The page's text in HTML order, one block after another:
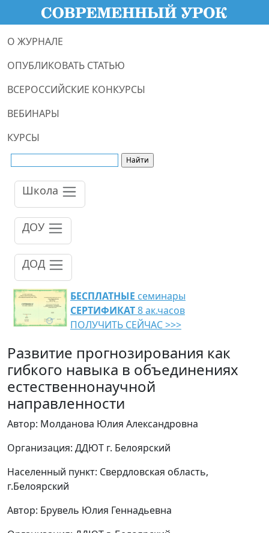
О ЖУРНАЛЕ
ОПУБЛИКОВАТЬ СТАТЬЮ
ВСЕРОССИЙСКИЕ КОНКУРСЫ
ВЕБИНАРЫ
КУРСЫ
Школа
ДОУ
ДОД
БЕСПЛАТНЫЕ семинары
СЕРТИФИКАТ8 ак.часов
ПОЛУЧИТЬ СЕЙЧАС >>>
Развитие прогнозирования как
гибкого навыка в объединениях
естественнонаучной
направленности
Автор: Молданова Юлия Александровна
Организация: ДДЮТ г. Белоярский
Населенный пункт: Свердловская область,
г.Белоярский
Автор: Брувель Юлия Геннадьевна